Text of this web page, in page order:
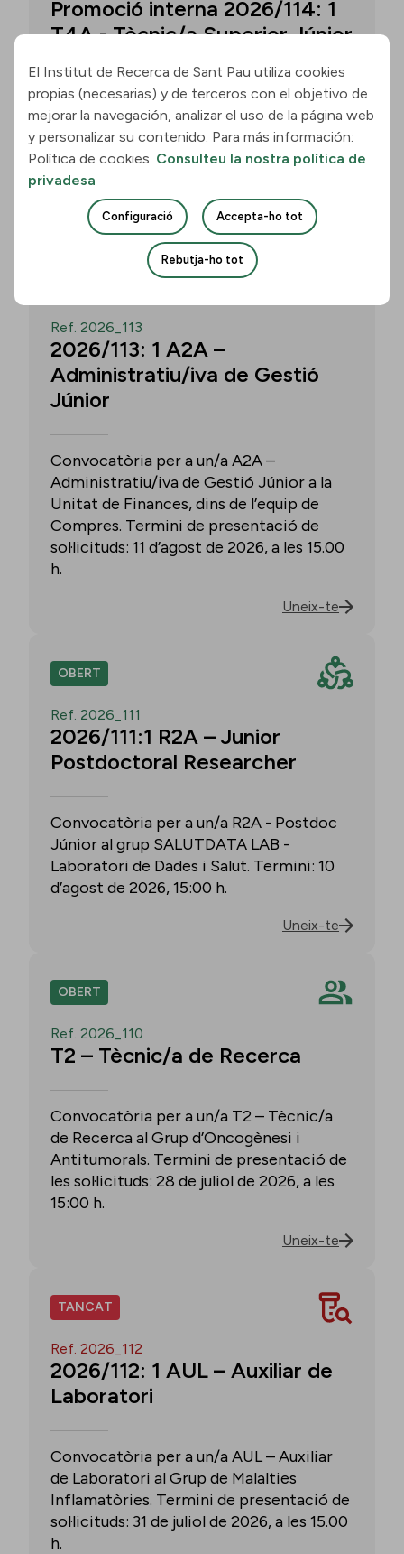
Promoció interna 2026/114: 1
T4A - Tècnic/a Superior Júnior
Convocatòria per a un/a T4A - Tècnic/a
Superior Júnior al grup Neurobiologia de
les Demències - Multilingual Aphasia &
Dementia Research Lab. Termini: 11
d’agost de 2026, 15.00 h.
Uneix-te
Ref. 2026_113
2026/113: 1 A2A –
Administratiu/iva de Gestió
Júnior
Convocatòria per a un/a A2A –
Administratiu/iva de Gestió Júnior a la
Unitat de Finances, dins de l’equip de
Compres. Termini de presentació de
sol·licituds: 11 d’agost de 2026, a les 15.00
h.
Uneix-te
OBERT
Ref. 2026_111
2026/111:1 R2A – Junior
Postdoctoral Researcher
Convocatòria per a un/a R2A - Postdoc
Júnior al grup SALUTDATA LAB -
Laboratori de Dades i Salut. Termini: 10
d’agost de 2026, 15:00 h.
Uneix-te
OBERT
Ref. 2026_110
T2 – Tècnic/a de Recerca
Convocatòria per a un/a T2 – Tècnic/a
de Recerca al Grup d’Oncogènesi i
Antitumorals. Termini de presentació de
les sol·licituds: 28 de juliol de 2026, a les
15:00 h.
Uneix-te
TANCAT
Ref. 2026_112
2026/112: 1 AUL – Auxiliar de
Laboratori
Convocatòria per a un/a AUL – Auxiliar
de Laboratori al Grup de Malalties
Inflamatòries. Termini de presentació de
sol·licituds: 31 de juliol de 2026, a les 15.00
h.
El Institut de Recerca de Sant Pau utiliza cookies
propias (necesarias) y de terceros con el objetivo de
mejorar la navegación, analizar el uso de la página web
y personalizar su contenido. Para más información:
Política de cookies. Consulteu la nostra política de
privadesa
Configuració Accepta-ho tot
Rebutja-ho tot